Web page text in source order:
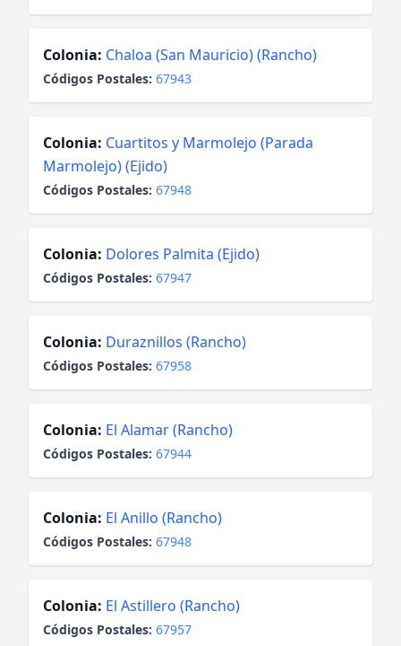
Colonia: Chaloa (San Mauricio) (Rancho)
Códigos Postales: 67943
Colonia: Cuartitos y Marmolejo (Parada
Marmolejo) (Ejido)
Códigos Postales: 67948
Colonia: Dolores Palmita (Ejido)
Códigos Postales: 67947
Colonia: Duraznillos (Rancho)
Códigos Postales: 67958
Colonia: El Alamar (Rancho)
Códigos Postales: 67944
Colonia: El Anillo (Rancho)
Códigos Postales: 67948
Colonia: El Astillero (Rancho)
Códigos Postales: 67957